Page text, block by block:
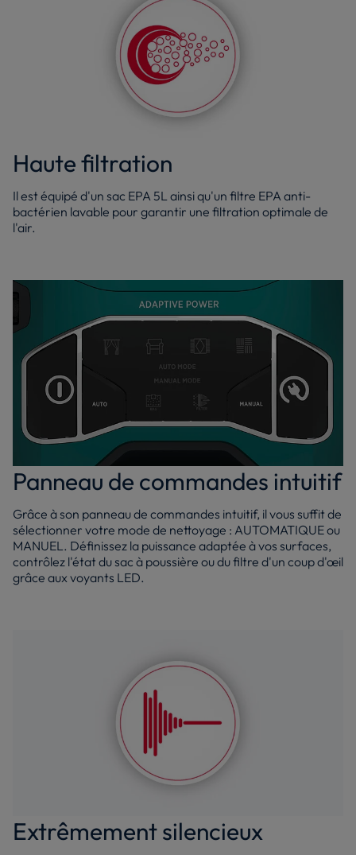
Haute filtration
Il est équipé d'un sac EPA 5L ainsi qu'un filtre EPA anti-
bactérien lavable pour garantir une filtration optimale de
l'air.
Panneau de commandes intuitif
Grâce à son panneau de commandes intuitif, il vous suffit de
sélectionner votre mode de nettoyage : AUTOMATIQUE ou
MANUEL. Définissez la puissance adaptée à vos surfaces,
contrôlez l'état du sac à poussière ou du filtre d'un coup d'œil
grâce aux voyants LED.
Extrêmement silencieux